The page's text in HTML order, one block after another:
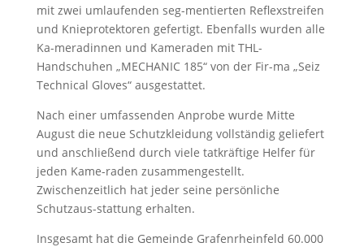
mit zwei umlaufenden seg-mentierten Reflexstreifen
und Knieprotektoren gefertigt. Ebenfalls wurden alle
Ka-meradinnen und Kameraden mit THL-
Handschuhen „MECHANIC 185“ von der Fir-ma „Seiz
Technical Gloves“ ausgestattet.
Nach einer umfassenden Anprobe wurde Mitte
August die neue Schutzkleidung vollständig geliefert
und anschließend durch viele tatkräftige Helfer für
jeden Kame-raden zusammengestellt.
Zwischenzeitlich hat jeder seine persönliche
Schutzaus-stattung erhalten.
Insgesamt hat die Gemeinde Grafenrheinfeld 60.000